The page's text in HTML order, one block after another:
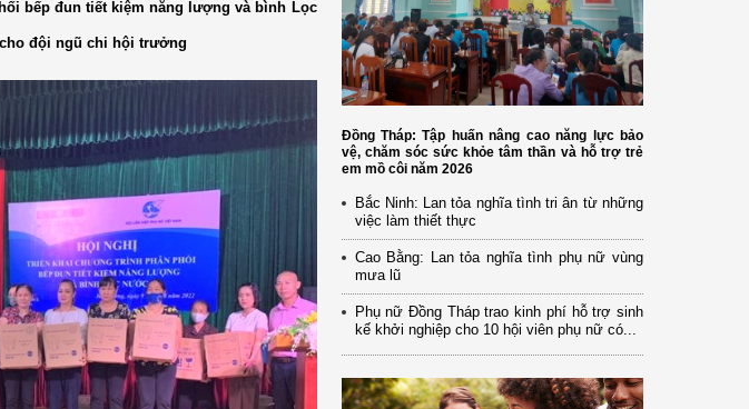
bếp đun tiết kiệm năng lượng và bình Lọc
đội ngũ chi hội trưởng
Đồng Tháp: Tập huấn nâng cao năng lực bảo
vệ, chăm sóc sức khỏe tâm thần và hỗ trợ trẻ
em mồ côi năm 2026
Bắc Ninh: Lan tỏa nghĩa tình tri ân từ những
việc làm thiết thực
Cao Bằng: Lan tỏa nghĩa tình phụ nữ vùng
mưa lũ
Phụ nữ Đồng Tháp trao kinh phí hỗ trợ sinh
kế khởi nghiệp cho 10 hội viên phụ nữ có...